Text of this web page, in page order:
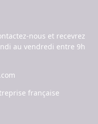
nous et recevrez
au vendredi entre 9h
française